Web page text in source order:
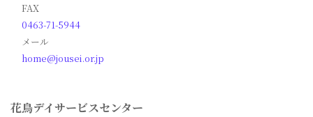
FAX
0463-71-5944
メール
home@jousei.or.jp
花鳥デイサービスセンター